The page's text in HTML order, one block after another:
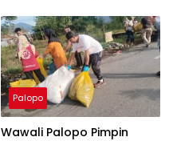
Palopo
Wawali Palopo Pimpin